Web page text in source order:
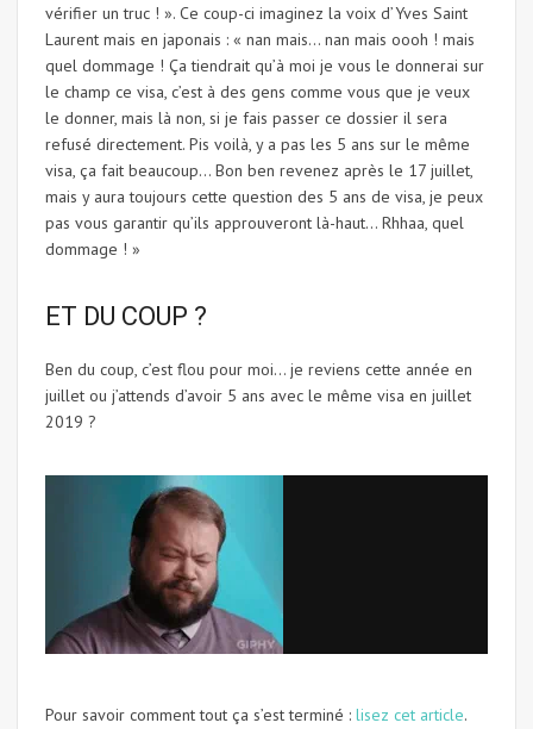
vérifier un truc ! ». Ce coup-ci imaginez la voix d’Yves Saint
Laurent mais en japonais : « nan mais… nan mais oooh ! mais
quel dommage ! Ça tiendrait qu’à moi je vous le donnerai sur
le champ ce visa, c’est à des gens comme vous que je veux
le donner, mais là non, si je fais passer ce dossier il sera
refusé directement. Pis voilà, y a pas les 5 ans sur le même
visa, ça fait beaucoup… Bon ben revenez après le 17 juillet,
mais y aura toujours cette question des 5 ans de visa, je peux
pas vous garantir qu’ils approuveront là-haut… Rhhaa, quel
dommage ! »
ET DU COUP ?
Ben du coup, c’est flou pour moi… je reviens cette année en
juillet ou j’attends d’avoir 5 ans avec le même visa en juillet
2019 ?
Pour savoir comment tout ça s’est terminé : lisez cet article.